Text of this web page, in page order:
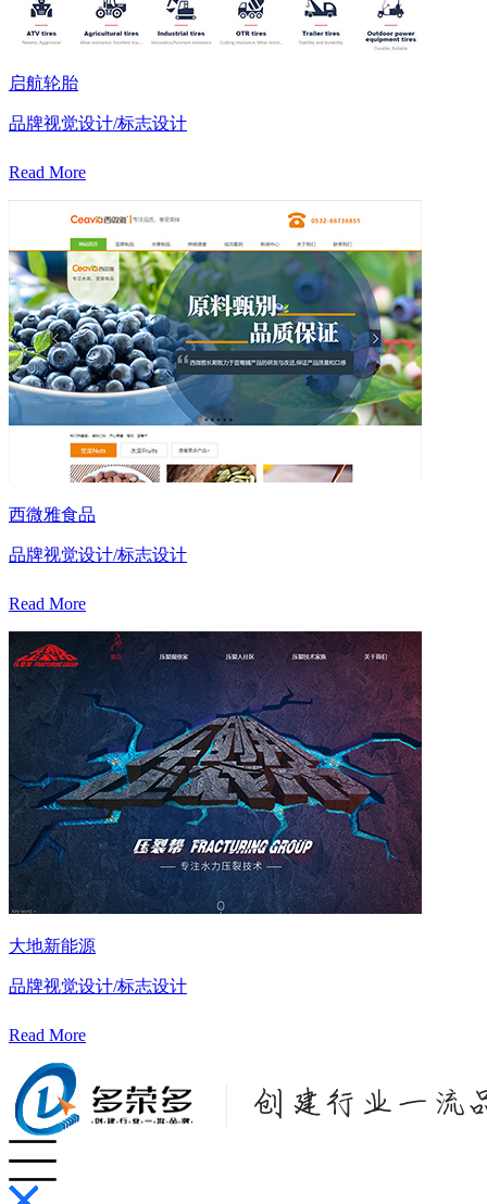
启航轮胎
品牌视觉设计/标志设计
Read More
西微雅食品
品牌视觉设计/标志设计
Read More
大地新能源
品牌视觉设计/标志设计
Read More